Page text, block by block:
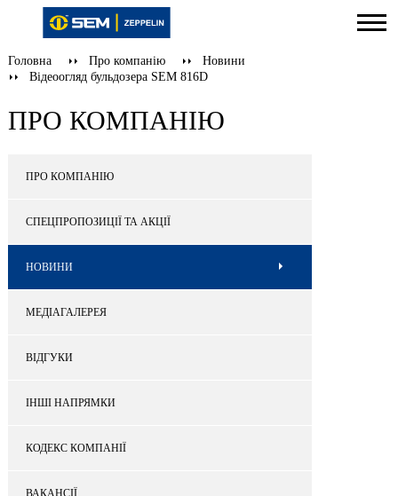
Головна Про компанію
Новини
Відеоогляд бульдозера SEM 816D
ПРО КОМПАНІЮ
ПРО КОМПАНІЮ
СПЕЦПРОПОЗИЦІЇ ТА АКЦІЇ
НОВИНИ
МЕДІАГАЛЕРЕЯ
ВІДГУКИ
ІНШІ НАПРЯМКИ
КОДЕКС КОМПАНІЇ
ВАКАНСІЇ